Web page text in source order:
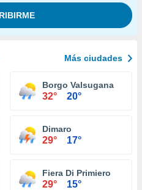
Más ciudades
Borgo Valsugana
32° 20°
Dimaro
29° 17°
Fiera Di Primiero
29° 15°